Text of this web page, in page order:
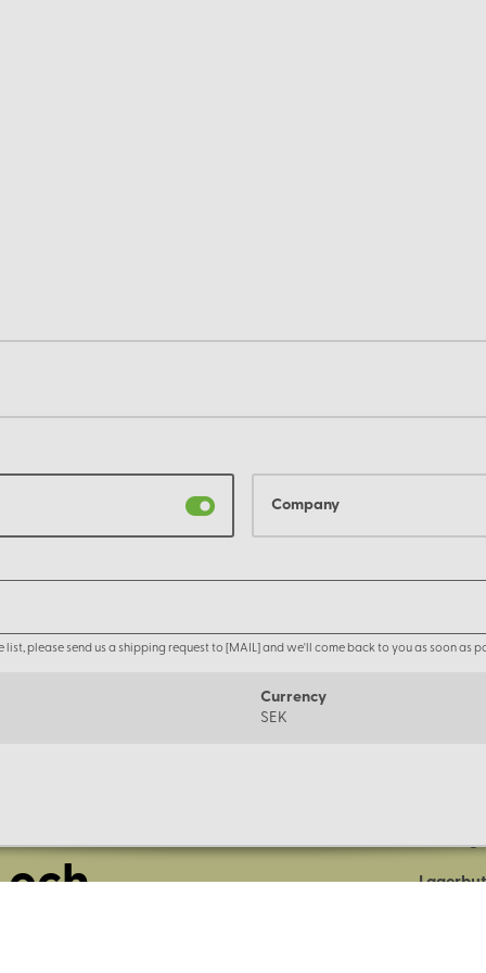
Company
please send us a shipping request to [MAIL] and we'll come back to you as soon as
Currency
SEK